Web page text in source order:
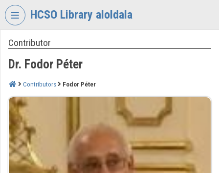
Skip header
HCSO Library aloldala
VIDEO
HUNGARIAN
CENTRAL
OFFICE
LIBRARY
Organization home
Log In
Contributor
Dr. Fodor Péter
Contributors Fodor Péter